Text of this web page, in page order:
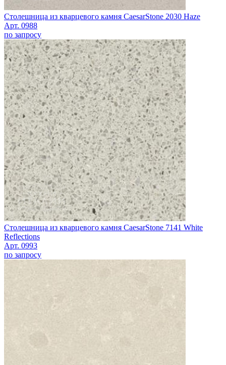
Столешница из кварцевого камня CaesarStone 2030 Haze
Арт. 0988
по запросу
Столешница из кварцевого камня CaesarStone 7141 White
Reflections
Арт. 0993
по запросу